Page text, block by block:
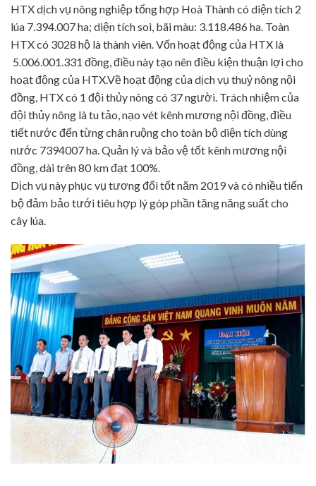
HTX dịch vụ nông nghiệp tổng hợp Hoà Thành có diện tích 2
lúa 7.394.007 ha; diện tích soi, bãi màu: 3.118.486 ha. Toàn
HTX có 3028 hộ là thành viên. Vốn hoạt động của HTX là
5.006.001.331 đồng, điều này tạo nên điều kiện thuận lợi cho
hoạt động của HTX.Về hoạt động của dịch vụ thuỷ nông nội
đồng, HTX có 1 đội thủy nông có 37 người. Trách nhiệm của
đội thủy nông là tu tảo, nạo vét kênh mương nội đồng, điều
tiết nước đến từng chân ruộng cho toàn bộ diện tích dùng
nước 7394007 ha. Quản lý và bảo vệ tốt kênh mương nội
đồng, dài trên 80 km đạt 100%.
Dịch vụ này phục vụ tương đối tốt năm 2019 và có nhiều tiến
bộ đảm bảo tưới tiêu hợp lý góp phần tăng năng suất cho
cây lúa.